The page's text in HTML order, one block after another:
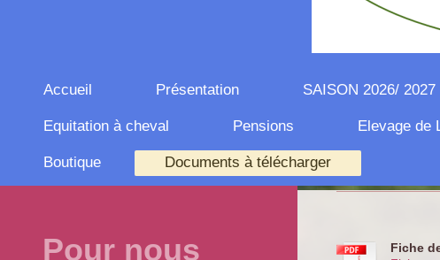
Accueil Présentation SAISON 2026/ 2027
Equitation à cheval Pensions Elevage de
Boutique Documents à télécharger
Fiche
Pour nous